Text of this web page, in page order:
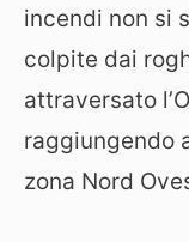
incendi non si
colpite dai
attraversato
raggiungendo
zona Nord